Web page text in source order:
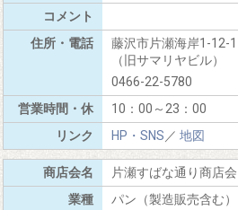
藤沢市片瀬海岸1-
（旧サマリヤビル）
0466-22-5780
10：00～23：00
HP・SNS／ 地図
片瀬すばな通り商店会
パン（製造販売含む）